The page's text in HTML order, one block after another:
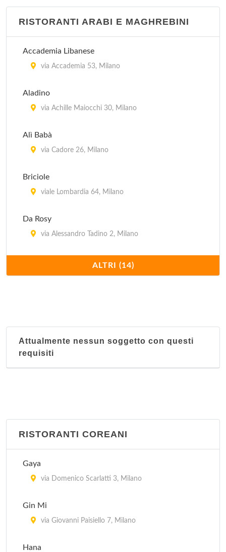
RISTORANTI ARABI E MAGHREBINI
Accademia Libanese
via Accademia 53, Milano
Aladino
via Achille Maiocchi 30, Milano
Alì Babà
via Cadore 26, Milano
Briciole
viale Lombardia 64, Milano
Da Rosy
via Alessandro Tadino 2, Milano
Dawali Lebanese Restaurant
via Corrado II il Salico 10, Milano
Il Moro 1
ALTRI (14)
Attualmente nessun soggetto con questi
requisiti
RISTORANTI COREANI
Gaya
via Domenico Scarlatti 3, Milano
Gin Mi
via Giovanni Paisiello 7, Milano
Hana